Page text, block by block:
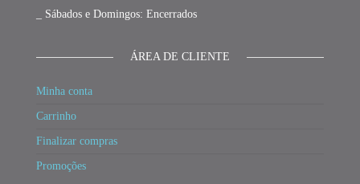
_ Sábados e Domingos: Encerrados
ÁREA DE CLIENTE
Minha conta
Carrinho
Finalizar compras
Promoções